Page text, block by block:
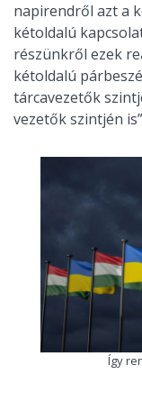
napirendről azt a
kétoldalú
részünkről ezek
kétoldalú
tárcavezetők
vezetők szintjén
Így